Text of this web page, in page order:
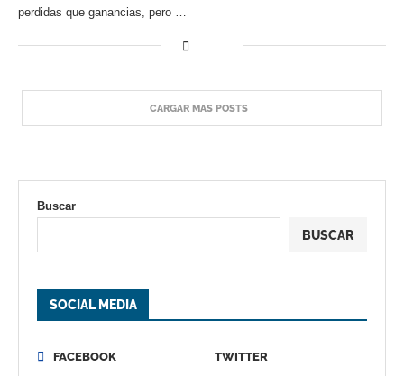
perdidas que ganancias, pero …
CARGAR MAS POSTS
Buscar
BUSCAR
SOCIAL MEDIA
FACEBOOK
TWITTER